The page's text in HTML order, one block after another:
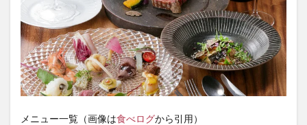
メニュー一覧（画像は食べログから引用）